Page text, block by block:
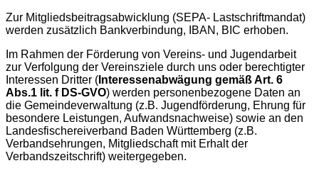
Zur Mitgliedsbeitragsabwicklung (SEPA- Lastschriftmandat)
werden zusätzlich Bankverbindung, IBAN, BIC erhoben.
Im Rahmen der Förderung von Vereins- und Jugendarbeit
zur Verfolgung der Vereinsziele durch uns oder berechtigter
Interessen Dritter ( Interessenabwägung gemäß Art. 6
Abs.1 lit. f DS-GVO) werden personenbezogene Daten an
die Gemeindeverwaltung (z.B. Jugendförderung, Ehrung für
besondere Leistungen, Aufwandsnachweise) sowie an den
Landesfischereiverband Baden Württemberg (z.B.
Verbandsehrungen, Mitgliedschaft mit Erhalt der
Verbandszeitschrift) weitergegeben.